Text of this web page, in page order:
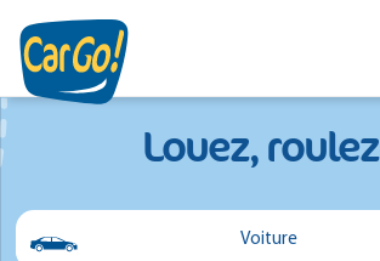
Louez, roulez
Voiture